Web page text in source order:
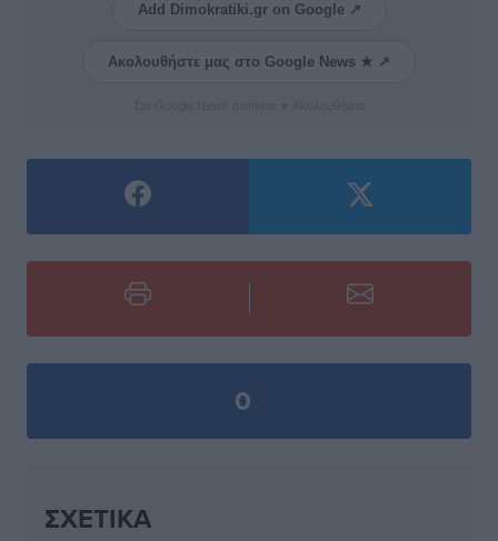
Add Dimokratiki.gr on Google ↗
Ακολουθήστε μας στο Google News ★ ↗
0
ΣΧΕΤΙΚΆ